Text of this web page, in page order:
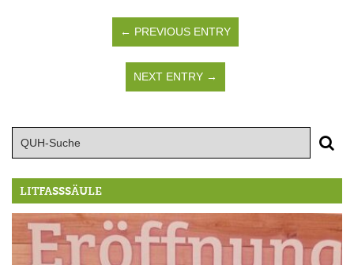
← PREVIOUS ENTRY
NEXT ENTRY →
LITFASSSÄULE